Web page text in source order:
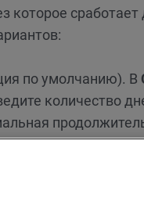
которое сработает
по умолчанию). В
количество